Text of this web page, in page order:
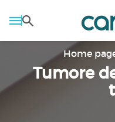
Home
Tumore